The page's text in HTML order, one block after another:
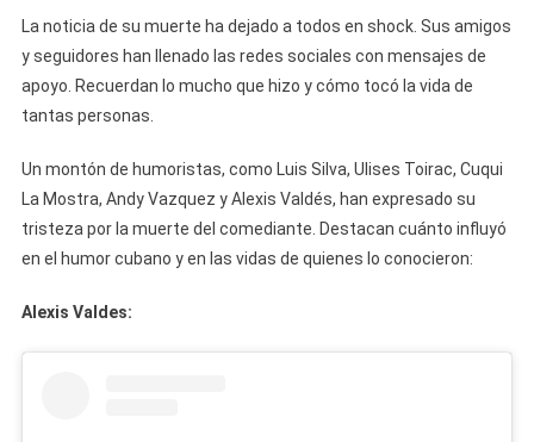
La noticia de su muerte ha dejado a todos en shock. Sus amigos
y seguidores han llenado las redes sociales con mensajes de
apoyo. Recuerdan lo mucho que hizo y cómo tocó la vida de
tantas personas.
Un montón de humoristas, como Luis Silva, Ulises Toirac, Cuqui
La Mostra, Andy Vazquez y Alexis Valdés, han expresado su
tristeza por la muerte del comediante. Destacan cuánto influyó
en el humor cubano y en las vidas de quienes lo conocieron:
Alexis Valdes: